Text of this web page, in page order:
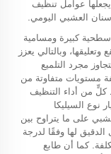
عوامل تنظيف
العشبي اليومي.
سطحية كبيرة ومسامية
وبالتالي يعزز
مجرد التلميع
مستويات متفاوتة من
من أداء التنظيف
نوع السيليكا
على ما يتراوح بين
الدقيق لها وفقًا لدرجة
كما أن طابع